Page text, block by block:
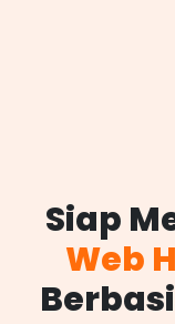
Siap
Web